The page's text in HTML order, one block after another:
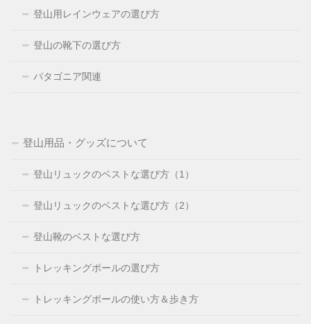
登山用レインウェアの選び方
登山の靴下の選び方
パタゴニア関連
登山用品・グッズについて
登山リュックのベストな選び方（1）
登山リュックのベストな選び方（2）
登山靴のベストな選び方
トレッキングポールの選び方
トレッキングポールの使い方＆歩き方